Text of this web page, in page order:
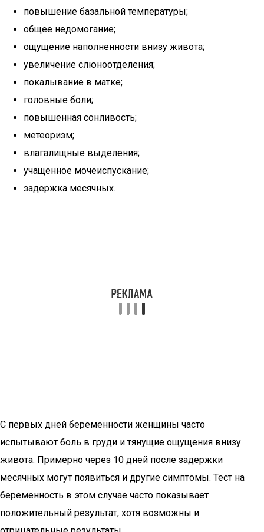
повышение базальной температуры;
общее недомогание;
ощущение наполненности внизу живота;
увеличение слюноотделения;
покалывание в матке;
головные боли;
повышенная сонливость;
метеоризм;
влагалищные выделения;
учащенное мочеиспускание;
задержка месячных.
С первых дней беременности женщины часто
испытывают боль в груди и тянущие ощущения внизу
живота. Примерно через 10 дней после задержки
месячных могут появиться и другие симптомы. Тест на
беременность в этом случае часто показывает
положительный результат, хотя возможны и